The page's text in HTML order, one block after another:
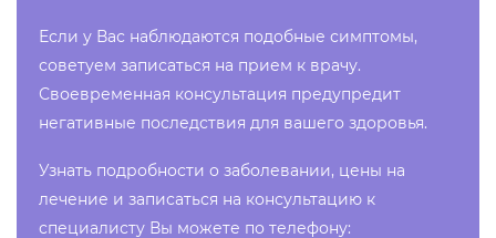
Если у Вас наблюдаются подобные симптомы,
советуем записаться на прием к врачу.
Своевременная консультация предупредит
негативные последствия для вашего здоровья.
Узнать подробности о заболевании, цены на
лечение и записаться на консультацию к
специалисту Вы можете по телефону: